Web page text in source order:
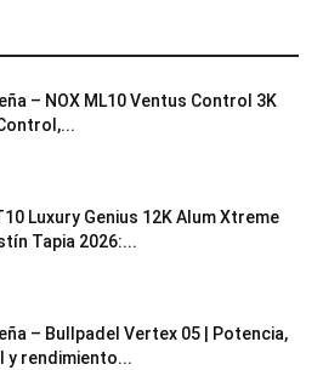
– NOX ML10 Ventus Control 3K
Luxury Genius 12K Alum Xtreme
Tapia 2026:...
– Bullpadel Vertex 05 | Potencia,
y rendimiento...